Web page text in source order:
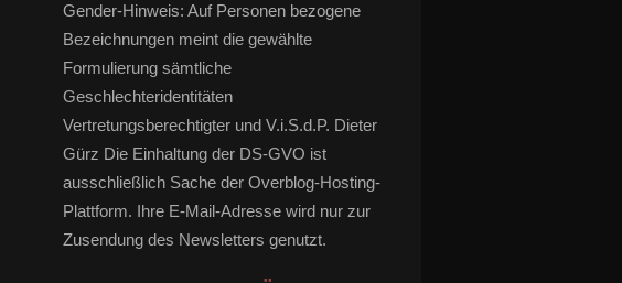
Gender-Hinweis: Auf Personen bezogene
Bezeichnungen meint die gewählte
Formulierung sämtliche
Geschlechteridentitäten
Vertretungsberechtigter und V.i.S.d.P. Dieter
Gürz Die Einhaltung der DS-GVO ist
ausschließlich Sache der Overblog-Hosting-
Plattform. Ihre E-Mail-Adresse wird nur zur
Zusendung des Newsletters genutzt.